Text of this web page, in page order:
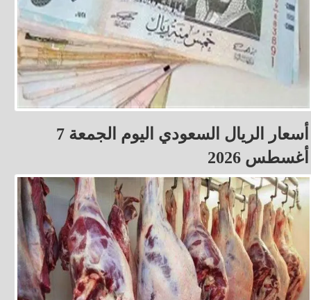
أسعار الريال السعودي اليوم الجمعة 7
أغسطس 2026